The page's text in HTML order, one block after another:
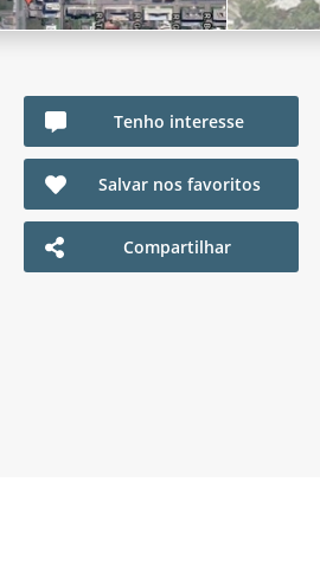
Tenho interesse
Salvar nos favoritos
Compartilhar